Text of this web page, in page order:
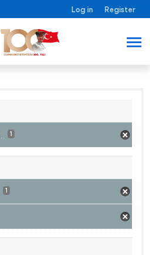
Log in Register
1
1